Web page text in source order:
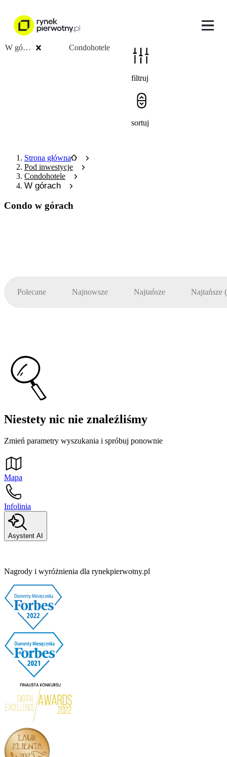
W górach Condohotele
filtruj
sortuj
Strona główna
Pod inwestycje
Condohotele
W górach
Condo w górach
Polecane Najnowsze Najtańsze Najtańsze
Niestety nic nie znaleźliśmy
Zmień parametry wyszukania i spróbuj ponownie
Mapa
Infolinia
Asystent AI
Nagrody i wyróżnienia dla rynekpierwotny.pl